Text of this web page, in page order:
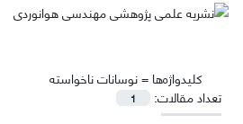
کلیدواژه‌ها =نوسانات ناخواسته
تعداد مقالات:
1